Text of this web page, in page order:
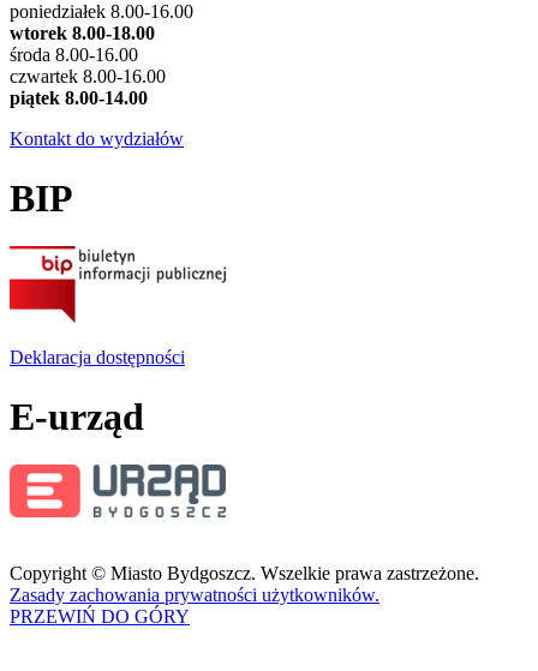
poniedziałek 8.00-16.00
wtorek 8.00-18.00
środa 8.00-16.00
czwartek 8.00-16.00
piątek 8.00-14.00
Kontakt do wydziałów
BIP
Deklaracja dostępności
E-urząd
Copyright © Miasto Bydgoszcz. Wszelkie prawa zastrzeżone.
Zasady zachowania prywatności użytkowników.
PRZEWIŃ DO GÓRY